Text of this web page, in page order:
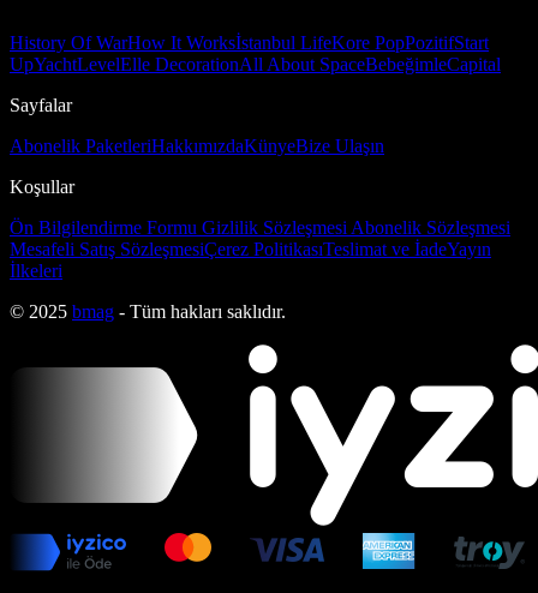
History Of WarHow It Worksİstanbul LifeKore PopPozitifStart
UpYachtLevelElle DecorationAll About SpaceBebeğimleCapital
Sayfalar
Abonelik PaketleriHakkımızdaKünyeBize Ulaşın
Koşullar
Ön Bilgilendirme Formu Gizlilik Sözleşmesi Abonelik Sözleşmesi
Mesafeli Satış SözleşmesiÇerez PolitikasıTeslimat ve İadeYayın
İlkeleri
© 2025 bmag - Tüm hakları saklıdır.